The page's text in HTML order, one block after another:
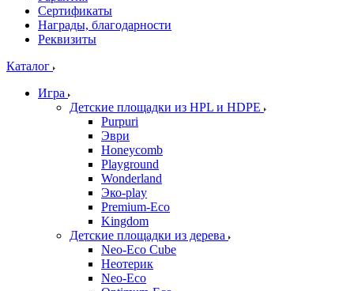
Сертификаты
Награды, благодарности
Реквизиты
Каталог
Игра
Детские площадки из HPL и HDPE
Purpuri
Эври
Honeycomb
Playground
Wonderland
Эко-play
Premium-Eco
Kingdom
Детские площадки из дерева
Neo-Eco Cube
Неотерик
Neo-Eco